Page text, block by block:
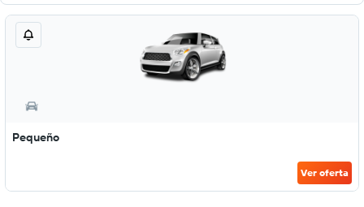
Pequeño
Ver oferta